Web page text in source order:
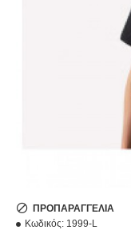
ΠΡΟΠΑΡΑΓΓΕΛΊΑ
Κωδικός: 1999-L